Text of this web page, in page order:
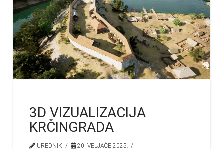
3D VIZUALIZACIJA
KRČINGRADA
UREDNIK
20. VELJAČE 2025.